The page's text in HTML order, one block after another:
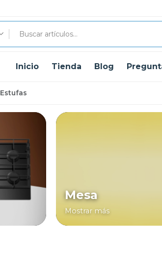
Inicio Tienda Blog
Estufas
Mesa
Mostrar más